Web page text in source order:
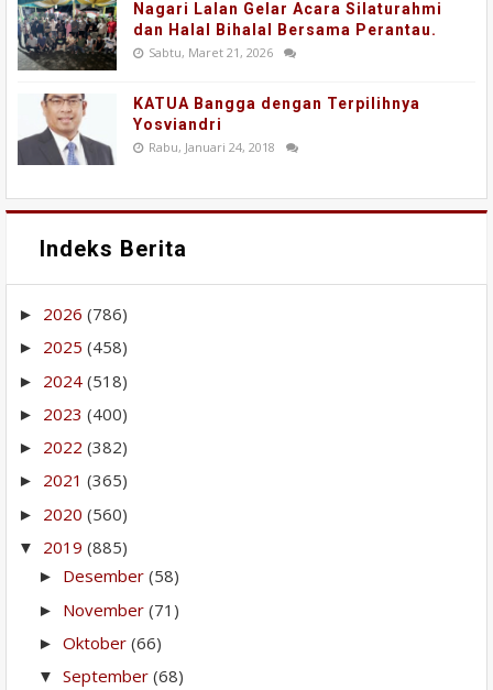
Nagari Lalan Gelar Acara Silaturahmi
dan Halal Bihalal Bersama Perantau.
Sabtu, Maret 21, 2026
KATUA Bangga dengan Terpilihnya
Yosviandri
Rabu, Januari 24, 2018
Indeks Berita
► 2026 (786)
► 2025 (458)
► 2024 (518)
► 2023 (400)
► 2022 (382)
► 2021 (365)
► 2020 (560)
▼ 2019 (885)
► Desember (58)
► November (71)
► Oktober (66)
▼ September (68)